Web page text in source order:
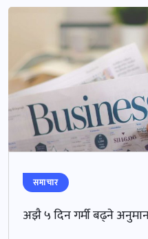
समाचार
अझै ५ दिन गर्मी बढ्ने